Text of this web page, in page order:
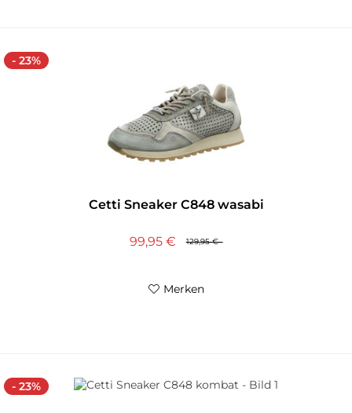
- 23%
Cetti Sneaker C848 wasabi
129,95 €
99,95 €
Merken
- 23%